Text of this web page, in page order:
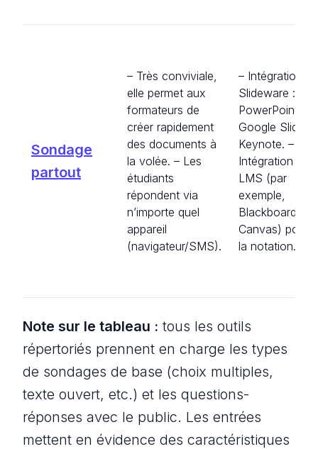
Sondage
partout
– Très conviviale,
elle permet aux
formateurs de
créer rapidement
des documents à
la volée. – Les
étudiants
répondent via
n’importe quel
appareil
(navigateur/SMS).
– Intégrations
Slideware :
PowerPoint,
Google Slides,
Keynote. –
Intégration
LMS (par
exemple,
Blackboard,
Canvas) pour
la notation.
Note sur le tableau : tous les outils
répertoriés prennent en charge les types
de sondages de base (choix multiples,
texte ouvert, etc.) et les questions-
réponses avec le public. Les entrées
mettent en évidence des caractéristiques